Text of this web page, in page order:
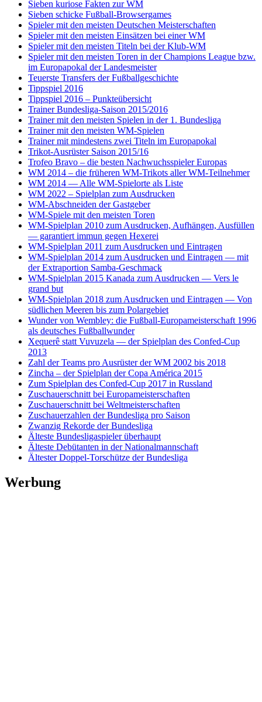
Sieben kuriose Fakten zur WM
Sieben schicke Fußball-Browsergames
Spieler mit den meisten Deutschen Meisterschaften
Spieler mit den meisten Einsätzen bei einer WM
Spieler mit den meisten Titeln bei der Klub-WM
Spieler mit den meisten Toren in der Champions League bzw.
im Europapokal der Landesmeister
Teuerste Transfers der Fußballgeschichte
Tippspiel 2016
Tippspiel 2016 – Punkteübersicht
Trainer Bundesliga-Saison 2015/2016
Trainer mit den meisten Spielen in der 1. Bundesliga
Trainer mit den meisten WM-Spielen
Trainer mit mindestens zwei Titeln im Europapokal
Trikot-Ausrüster Saison 2015/16
Trofeo Bravo – die besten Nachwuchsspieler Europas
WM 2014 – die früheren WM-Trikots aller WM-Teilnehmer
WM 2014 — Alle WM-Spielorte als Liste
WM 2022 – Spielplan zum Ausdrucken
WM-Abschneiden der Gastgeber
WM-Spiele mit den meisten Toren
WM-Spielplan 2010 zum Ausdrucken, Aufhängen, Ausfüllen
— garantiert immun gegen Hexerei
WM-Spielplan 2011 zum Ausdrucken und Eintragen
WM-Spielplan 2014 zum Ausdrucken und Eintragen — mit
der Extraportion Samba-Geschmack
WM-Spielplan 2015 Kanada zum Ausdrucken — Vers le
grand but
WM-Spielplan 2018 zum Ausdrucken und Eintragen — Von
südlichen Meeren bis zum Polargebiet
Wunder von Wembley: die Fußball-Europameisterschaft 1996
als deutsches Fußballwunder
Xequerê statt Vuvuzela — der Spielplan des Confed-Cup
2013
Zahl der Teams pro Ausrüster der WM 2002 bis 2018
Zincha – der Spielplan der Copa América 2015
Zum Spielplan des Confed-Cup 2017 in Russland
Zuschauerschnitt bei Europameisterschaften
Zuschauerschnitt bei Weltmeisterschaften
Zuschauerzahlen der Bundesliga pro Saison
Zwanzig Rekorde der Bundesliga
Älteste Bundesligaspieler überhaupt
Älteste Debütanten in der Nationalmannschaft
Ältester Doppel-Torschütze der Bundesliga
Werbung